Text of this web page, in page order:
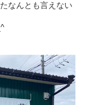
なんとも言えない